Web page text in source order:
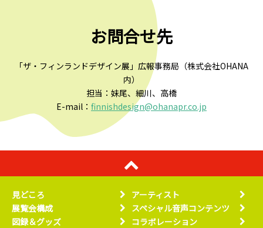
お問合せ先
「ザ・フィンランドデザイン展」広報事務局（株式会社OHANA
内）
担当：妹尾、細川、高橋
E-mail： finnishdesign@ohanapr.co.jp
見どころ
アーティスト
展覧会構成
スペシャル音声コンテンツ
図録＆グッズ
コラボレーション